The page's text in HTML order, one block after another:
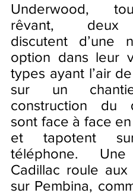
Underwood,
rêvant,
discutent d’une
option dans leur
types ayant l’air
sur un
construction du
sont face à face
et tapotent
téléphone.
Cadillac roule aux
sur Pembina,